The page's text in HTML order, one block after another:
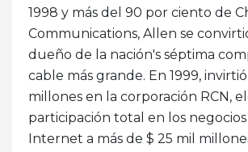
1998 y más del 90 por ciento de
Communications, Allen se
dueño de la nación's séptima
cable más grande. En 1999, invirtió
millones en la corporación RCN,
participación total en los
Internet a más de $ 25 mil